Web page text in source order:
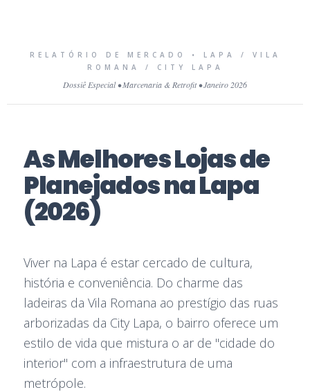
RELATÓRIO DE MERCADO • LAPA / VILA
ROMANA / CITY LAPA
Dossiê Especial • Marcenaria & Retrofit • Janeiro 2026
As Melhores Lojas de
Planejados na Lapa
(2026)
Viver na Lapa é estar cercado de cultura,
história e conveniência. Do charme das
ladeiras da Vila Romana ao prestígio das ruas
arborizadas da City Lapa, o bairro oferece um
estilo de vida que mistura o ar de "cidade do
interior" com a infraestrutura de uma
metrópole.